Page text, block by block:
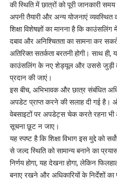
की स्थिति में छात्रों को पूरी जानकारी
अपनी तैयारी और अन्य योजनाएं
शिक्षा विशेषज्ञों का मानना है कि
दबाव और अनिश्चितता का सामना कर
अतिरिक्त सतर्कता बरतनी होगी। साथ ही,
काउंसलिंग के नए शेड्यूल और उससे जुड़ी
प्रदान की जाएं।
इस बीच, अभिभावक और छात्र संबंधित
अपडेट प्राप्त करने की सलाह दी गई है।
वेबसाइटों पर अपडेट्स चेक करते रहना भी
सूचना छूट न जाए।
यह स्पष्ट है कि शिक्षा विभाग इस मुद्दे को
से जल्द स्थिति को सामान्य बनाने का
निर्णय होगा, यह देखना होगा, लेकिन
बनाए रखने और अधिकारियों के निर्देशों